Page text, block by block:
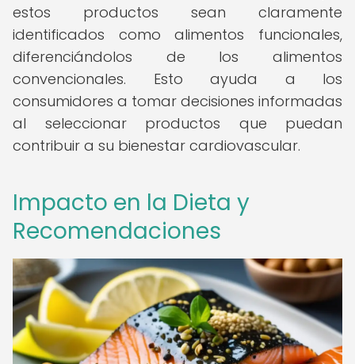
estos productos sean claramente
identificados como alimentos funcionales,
diferenciándolos de los alimentos
convencionales. Esto ayuda a los
consumidores a tomar decisiones informadas
al seleccionar productos que puedan
contribuir a su bienestar cardiovascular.
Impacto en la Dieta y
Recomendaciones